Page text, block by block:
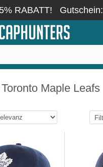
RABATT! Gutschein:
Maple Leafs